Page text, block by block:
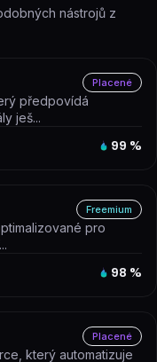
nástrojů z
Placené
předpovídá
ješ...
99 %
Freemium
pro
98 %
Placené
který automatizuje